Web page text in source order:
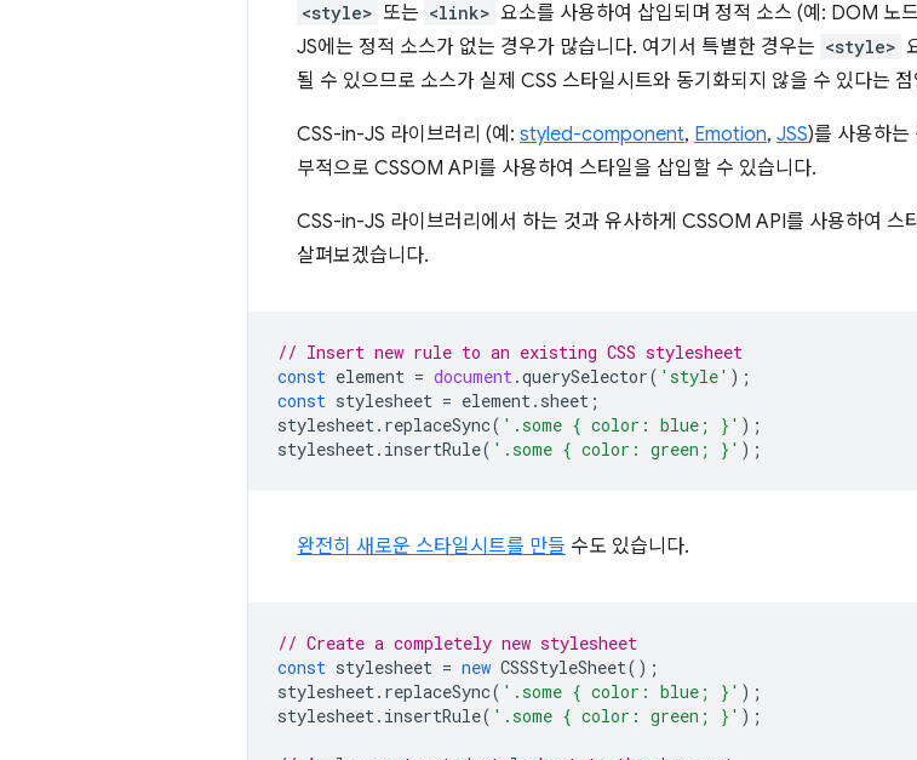
<style> 또는 <link> 요소를 사용하여 삽입되며 정적 소스 (예: DOM 노
JS에는 정적 소스가 없는 경우가 많습니다. 여기서 특별한 경우는 <style>
될 수 있으므로 소스가 실제 CSS 스타일시트와 동기화되지 않을 수 있다는
CSS-in-JS 라이브러리 (예: styled-component, Emotion, JSS)를 사용하는
부적으로 CSSOM API를 사용하여 스타일을 삽입할 수 있습니다.
CSS-in-JS 라이브러리에서 하는 것과 유사하게 CSSOM API를 사용하여 스
살펴보겠습니다.
// Insert new rule to an existing CSS stylesheet
const element = document.querySelector( 'style' );
const stylesheet = element. sheet ;
stylesheet. replaceSync( '.some { color: blue; }' );
stylesheet. insertRule( '.some { color: green; }' );
완전히 새로운 스타일시트를 만들 수도 있습니다.
// Create a completely new stylesheet
const stylesheet = new CSSStyleSheet();
stylesheet. replaceSync( '.some { color: blue; }' );
stylesheet. insertRule( '.some { color: green; }' );